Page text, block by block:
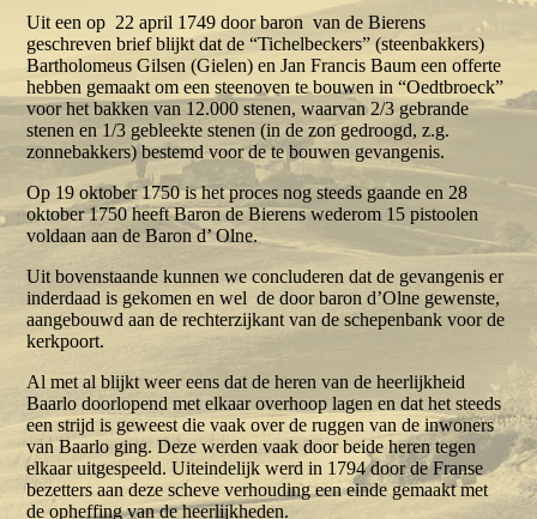
Uit een op 22 april 1749 door baron van de Bierens
geschreven brief blijkt dat de “Tichelbeckers” (steenbakkers)
Bartholomeus Gilsen (Gielen) en Jan Francis Baum een offerte
hebben gemaakt om een steenoven te bouwen in “Oedtbroeck”
voor het bakken van 12.000 stenen, waarvan 2/3 gebrande
stenen en 1/3 gebleekte stenen (in de zon gedroogd, z.g.
zonnebakkers) bestemd voor de te bouwen gevangenis.
Op 19 oktober 1750 is het proces nog steeds gaande en 28
oktober 1750 heeft Baron de Bierens wederom 15 pistoolen
voldaan aan de Baron d’ Olne.
Uit bovenstaande kunnen we concluderen dat de gevangenis er
inderdaad is gekomen en wel de door baron d’Olne gewenste,
aangebouwd aan de rechterzijkant van de schepenbank voor de
kerkpoort.
Al met al blijkt weer eens dat de heren van de heerlijkheid
Baarlo doorlopend met elkaar overhoop lagen en dat het steeds
een strijd is geweest die vaak over de ruggen van de inwoners
van Baarlo ging. Deze werden vaak door beide heren tegen
elkaar uitgespeeld. Uiteindelijk werd in 1794 door de Franse
bezetters aan deze scheve verhouding een einde gemaakt met
de opheffing van de heerlijkheden.